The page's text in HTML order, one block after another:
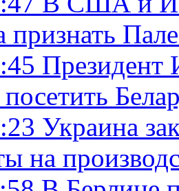
Президент
Украина
на